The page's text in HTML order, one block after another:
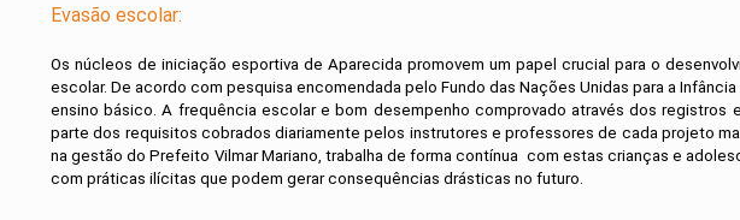
Evasão escolar:
Os núcleos de iniciação esportiva de Aparecida promovem um papel crucial para o
escolar. De acordo com pesquisa encomendada pelo Fundo das Nações Unidas para a
ensino básico. A frequência escolar e bom desempenho comprovado através dos
parte dos requisitos cobrados diariamente pelos instrutores e professores de cada projeto
na gestão do Prefeito Vilmar Mariano, trabalha de forma contínua com estas crianças e
com práticas ilícitas que podem gerar consequências drásticas no futuro.